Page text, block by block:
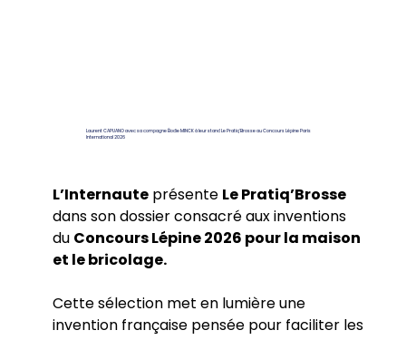
Laurent CAPUANO avec sa compagne Élodie MINCK à leur stand Le Pratiq'Brosse au Concours Lépine Paris
International 2026
L’Internaute présente Le Pratiq’Brosse
dans son dossier consacré aux inventions
du Concours Lépine 2026 pour la maison
et le bricolage.
Cette sélection met en lumière une
invention française pensée pour faciliter les